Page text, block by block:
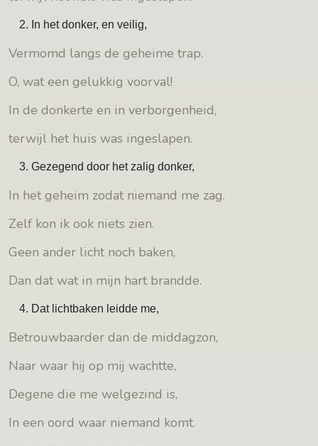
In het donker, en veilig,
Vermomd langs de geheime trap.
O, wat een gelukkig voorval!
In de donkerte en in verborgenheid,
terwijl het huis was ingeslapen.
Gezegend door het zalig donker,
In het geheim zodat niemand me zag.
Zelf kon ik ook niets zien.
Geen ander licht noch baken,
Dan dat wat in mijn hart brandde.
Dat lichtbaken leidde me,
Betrouwbaarder dan de middagzon,
Naar waar hij op mij wachtte,
Degene die me welgezind is,
In een oord waar niemand komt.